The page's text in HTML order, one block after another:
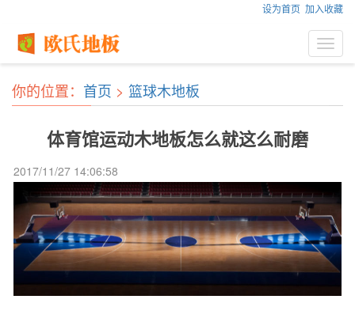
设为首页 加入收藏
你的位置： 首页 > 篮球木地板
体育馆运动木地板怎么就这么耐磨
2017/11/27 14:06:58